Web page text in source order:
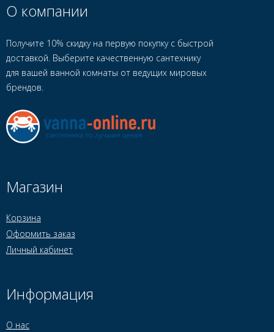
О компании
Получите 10% скидку на первую покупку с быстрой
доставкой. Выберите качественную сантехнику
для вашей ванной комнаты от ведущих мировых
брендов.
Магазин
Корзина
Оформить заказ
Личный кабинет
Информация
О нас